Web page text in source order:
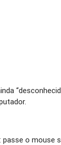
passe o mouse